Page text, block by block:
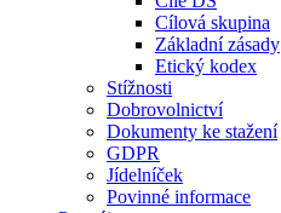
Cílová skupina
Základní zásady
Etický kodex
Stížnosti
Dobrovolnictví
Dokumenty ke stažení
GDPR
Jídelníček
Povinné informace